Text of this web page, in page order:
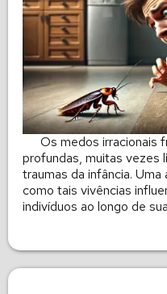
Os medos irracionais
profundas, muitas vezes
traumas da infância.
como tais vivências
indivíduos ao longo de